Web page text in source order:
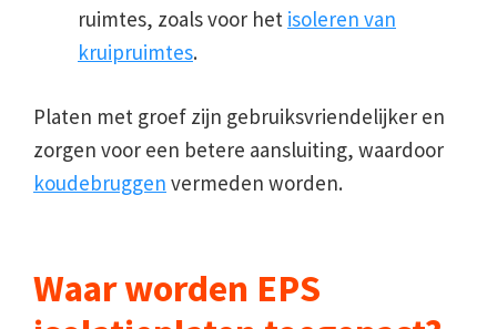
ruimtes, zoals voor het isoleren van
kruipruimtes.
Platen met groef zijn gebruiksvriendelijker en
zorgen voor een betere aansluiting, waardoor
koudebruggen vermeden worden.
Waar worden EPS